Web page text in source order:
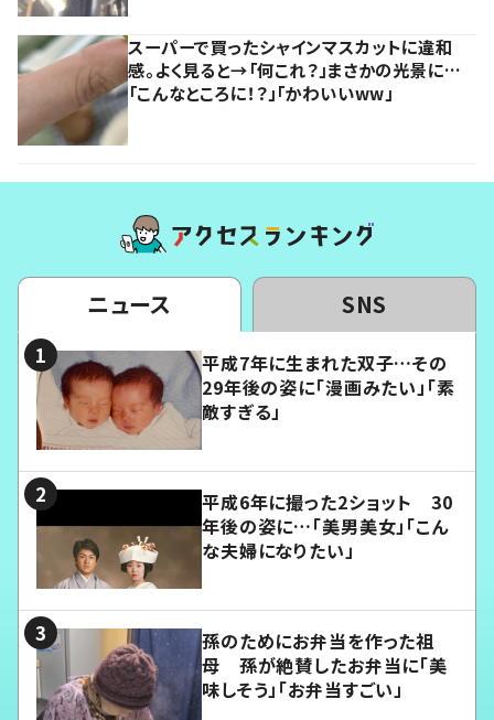
スーパーで買ったシャインマスカットに違和
感。よく見ると→「何これ？」まさかの光景に…
「こんなところに！？」「かわいいww」
ニュース SNS
平成7年に生まれた双子…その
29年後の姿に「漫画みたい」「素
敵すぎる」
平成6年に撮った2ショット 30
年後の姿に…「美男美女」「こん
な夫婦になりたい」
孫のためにお弁当を作った祖
母 孫が絶賛したお弁当に「美
味しそう」「お弁当すごい」